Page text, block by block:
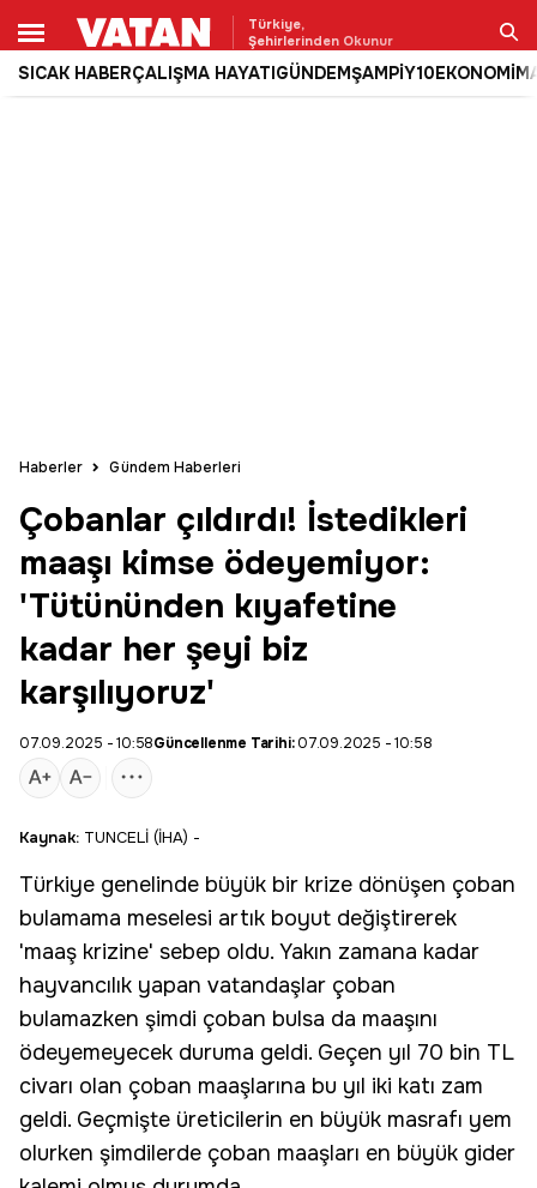
Türkiye,
Şehirlerinden Okunur
SICAK HABERÇALIŞMA HAYATIGÜNDEMŞAMPİY10EKONOMİ
Ara
Haberler Gündem Haberleri
Çobanlar çıldırdı! İstedikleri
maaşı kimse ödeyemiyor:
'Tütününden kıyafetine
kadar her şeyi biz
karşılıyoruz'
07.09.2025 - 10:58Güncellenme Tarihi:07.09.2025 - 10:58
Kaynak: TUNCELİ (İHA) -
Türkiye genelinde büyük bir krize dönüşen çoban
bulamama meselesi artık boyut değiştirerek
'maaş krizine' sebep oldu. Yakın zamana kadar
hayvancılık yapan vatandaşlar çoban
bulamazken şimdi çoban bulsa da maaşını
ödeyemeyecek duruma geldi. Geçen yıl 70 bin TL
civarı olan çoban maaşlarına bu yıl iki katı zam
geldi. Geçmişte üreticilerin en büyük masrafı yem
olurken şimdilerde çoban maaşları en büyük gider